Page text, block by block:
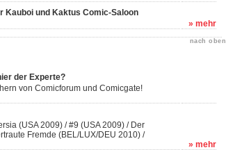
Kauboi und Kaktus Comic-Saloon
» mehr
nach oben
der Experte?
von Comicforum und Comicgate!
(USA 2009) / #9 (USA 2009) / Der
Fremde (BEL/LUX/DEU 2010) /
» mehr